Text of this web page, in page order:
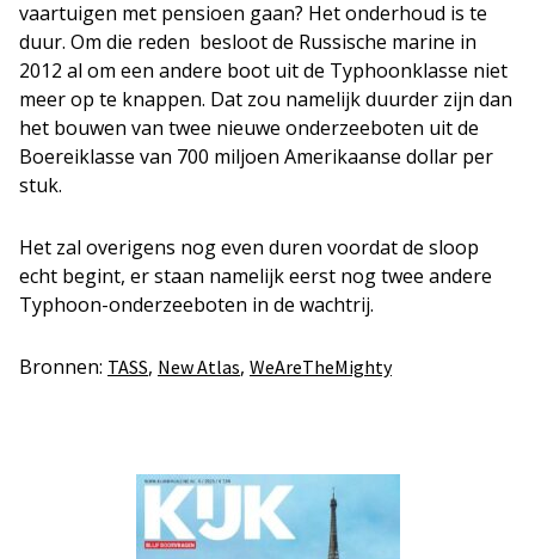
vaartuigen met pensioen gaan? Het onderhoud is te
duur. Om die reden besloot de Russische marine in
2012 al om een andere boot uit de Typhoonklasse niet
meer op te knappen. Dat zou namelijk duurder zijn dan
het bouwen van twee nieuwe onderzeeboten uit de
Boereiklasse van 700 miljoen Amerikaanse dollar per
stuk.
Het zal overigens nog even duren voordat de sloop
echt begint, er staan namelijk eerst nog twee andere
Typhoon-onderzeeboten in de wachtrij.
Bronnen: TASS, New Atlas, WeAreTheMighty